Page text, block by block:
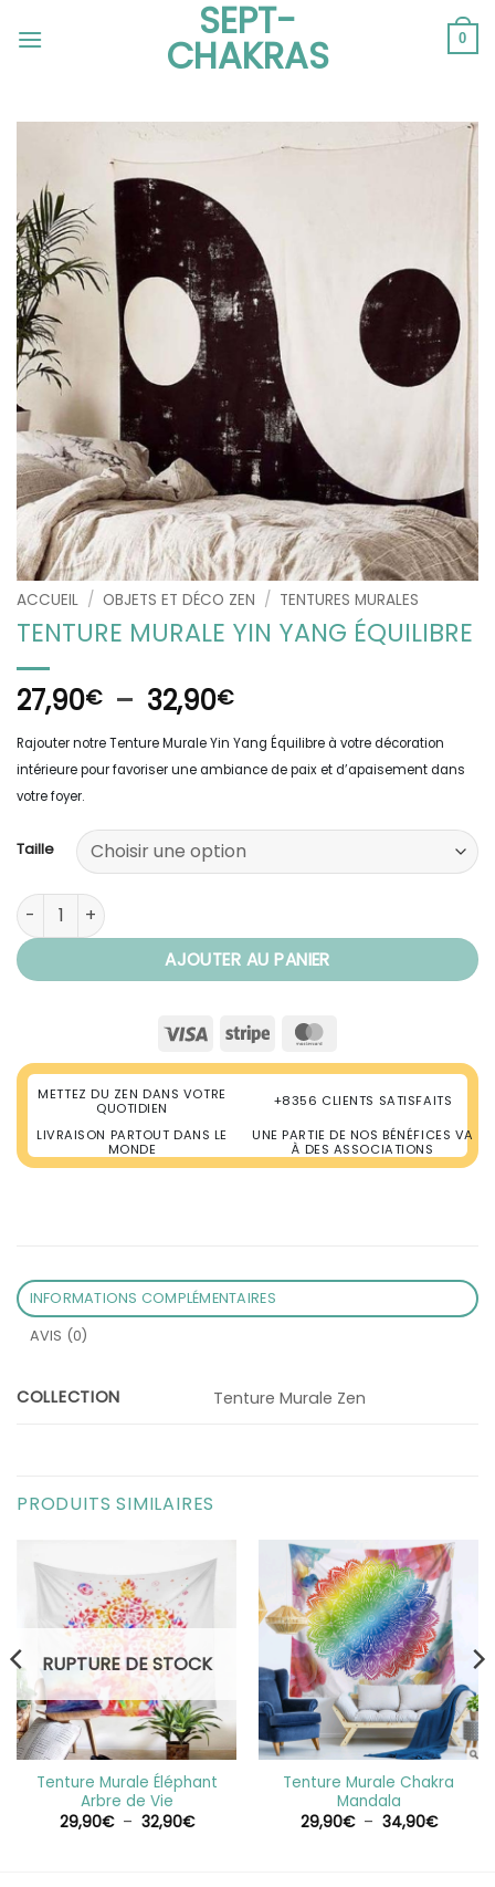
au
SEPT-
CHAKRAS 0
ACCUEIL / OBJETS ET DÉCO ZEN / TENTURES MURALES
TENTURE MURALE YIN YANG ÉQUILIBRE
27,90€ – 32,90€Plage
prix :
27,90€
32,90€
Rajouter notre Tenture Murale Yin Yang Équilibre à votre décoration
intérieure pour favoriser une ambiance de paix et d’apaisement dans
votre foyer.
Taille
quantité de Tenture Murale Yin Yang Équilibre
AJOUTER AU PANIER
Visa Stripe
METTEZ DU ZEN DANS VOTRE
QUOTIDIEN
+8356 CLIENTS SATISFAITS
LIVRAISON PARTOUT DANS LE
MONDE
UNE PARTIE DE NOS BÉNÉFICES VA
À DES ASSOCIATIONS
INFORMATIONS COMPLÉMENTAIRES
AVIS (0)
COLLECTION Tenture Murale Zen
PRODUITS SIMILAIRES
RUPTURE DE STOCK
Tenture Murale Éléphant
Arbre de Vie
29,90€ – 32,90€Plage
Tenture Murale Chakra
Mandala
29,90€ – 34,90€Plage